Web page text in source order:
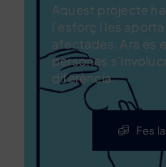
Aquest projecte
l’esforç i les
afectades. Ara és
persones
diferència.
Fes